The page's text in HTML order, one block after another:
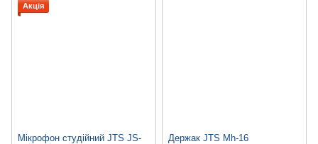
Акція
Мікрофон студійний JTS JS-
Держак JTS Mh-16